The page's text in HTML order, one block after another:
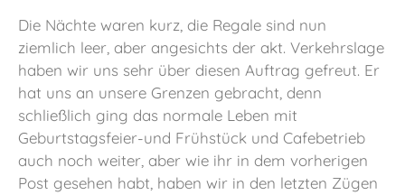
Die Nächte waren kurz, die Regale sind nun
ziemlich leer, aber angesichts der akt. Verkehrslage
haben wir uns sehr über diesen Auftrag gefreut. Er
hat uns an unsere Grenzen gebracht, denn
schließlich ging das normale Leben mit
Geburtstagsfeier-und Frühstück und Cafebetrieb
auch noch weiter, aber wie ihr in dem vorherigen
Post gesehen habt, haben wir in den letzten Zügen